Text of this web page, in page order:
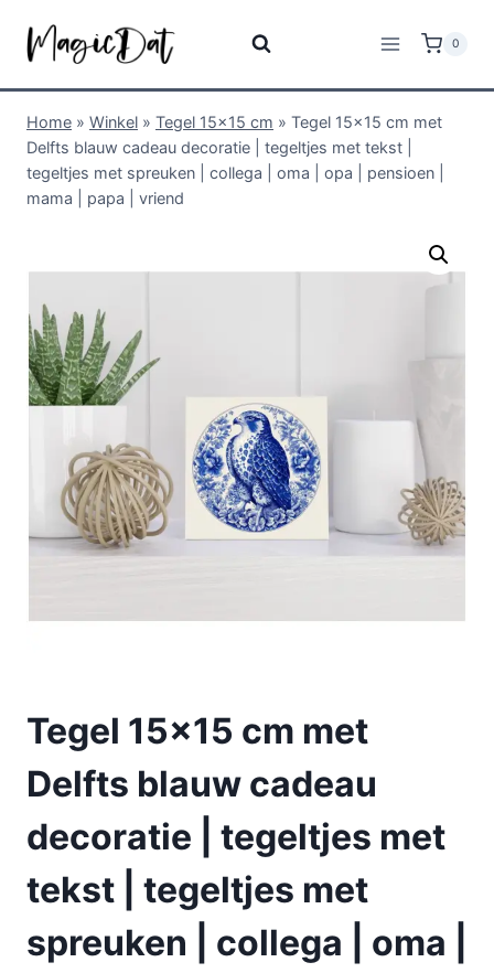
0
Home » Winkel » Tegel 15x15 cm » Tegel 15×15 cm met
Delfts blauw cadeau decoratie | tegeltjes met tekst |
tegeltjes met spreuken | collega | oma | opa | pensioen |
mama | papa | vriend
Tegel 15×15 cm met
Delfts blauw cadeau
decoratie | tegeltjes met
tekst | tegeltjes met
spreuken | collega | oma |